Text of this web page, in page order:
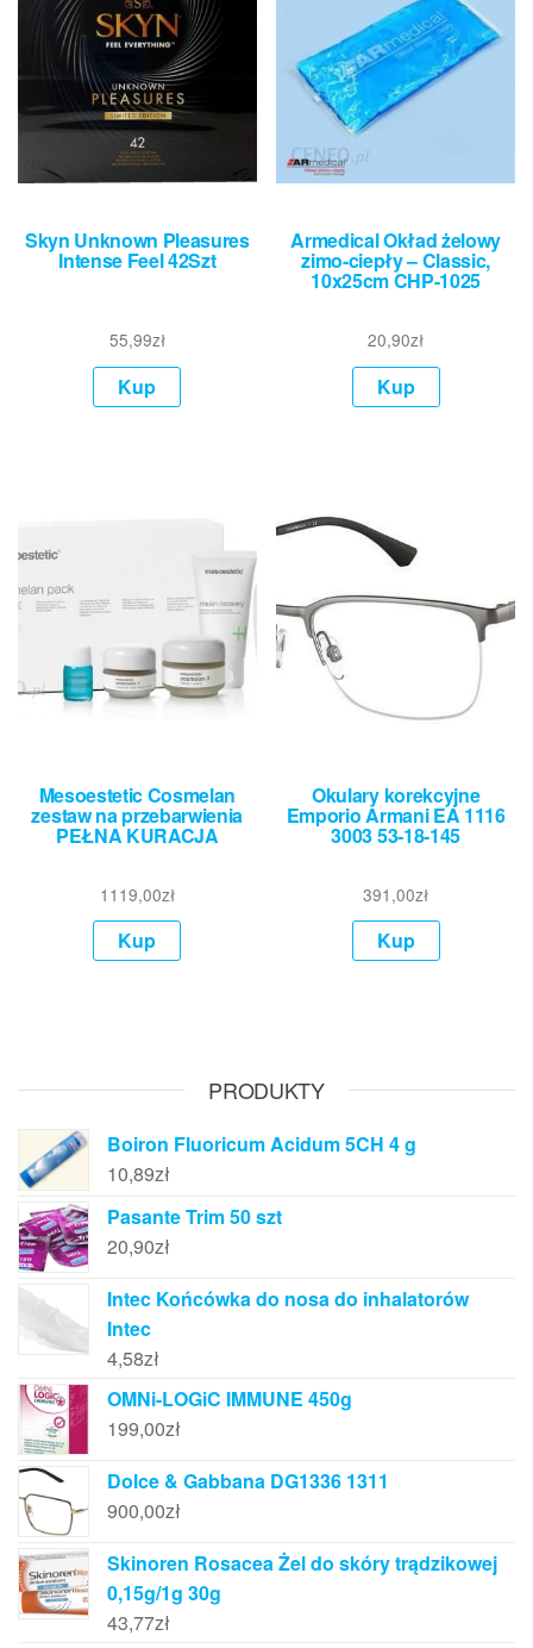
Skyn Unknown Pleasures
Intense Feel 42Szt
55,99zł
Kup
Armedical Okład żelowy
zimo-ciepły – Classic,
10x25cm CHP-1025
20,90zł
Kup
Mesoestetic Cosmelan
zestaw na przebarwienia
PEŁNA KURACJA
1119,00zł
Kup
Okulary korekcyjne
Emporio Armani EA 1116
3003 53-18-145
391,00zł
Kup
PRODUKTY
Boiron Fluoricum Acidum 5CH 4 g
10,89zł
Pasante Trim 50 szt
20,90zł
Intec Końcówka do nosa do inhalatorów
Intec
4,58zł
OMNi-LOGiC IMMUNE 450g
199,00zł
Dolce & Gabbana DG1336 1311
900,00zł
Skinoren Rosacea Żel do skóry trądzikowej
0,15g/1g 30g
43,77zł